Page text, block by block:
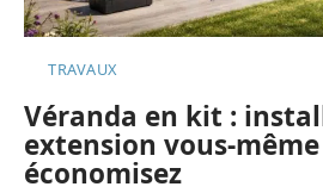
TRAVAUX
Véranda en kit :
extension vous-
économisez